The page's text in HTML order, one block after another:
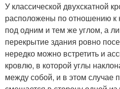
У классической двухскатной
расположены по отношению к
под одним и тем же углом, а
перекрытие здания ровно
нередко можно встретить и
кровлю, в которой углы
между собой, и в этом случае